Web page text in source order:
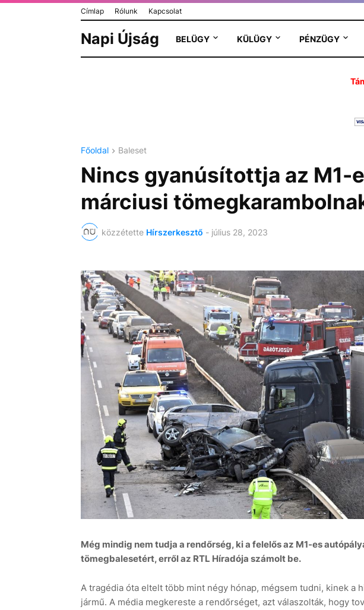
Címlap Rólunk Kapcsolat
Napi Újság BELÜGY KÜLÜGY PÉNZÜGY
Főoldal Baleset
Nincs gyanúsítottja az M1-
márciusi
közzétette Hírszerkesztő - július 28, 2023
Még mindig nem tudja a rendőrség, ki a felelős az M1-es
tömegbalesetért, erről az RTL Híradója számolt be.
A tragédia óta eltelt több mint négy hónap, mégsem tudni, kinek a
jármű. A média megkereste a rendőrséget, azt válaszolták, hogy